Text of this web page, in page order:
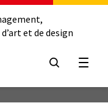
et de design